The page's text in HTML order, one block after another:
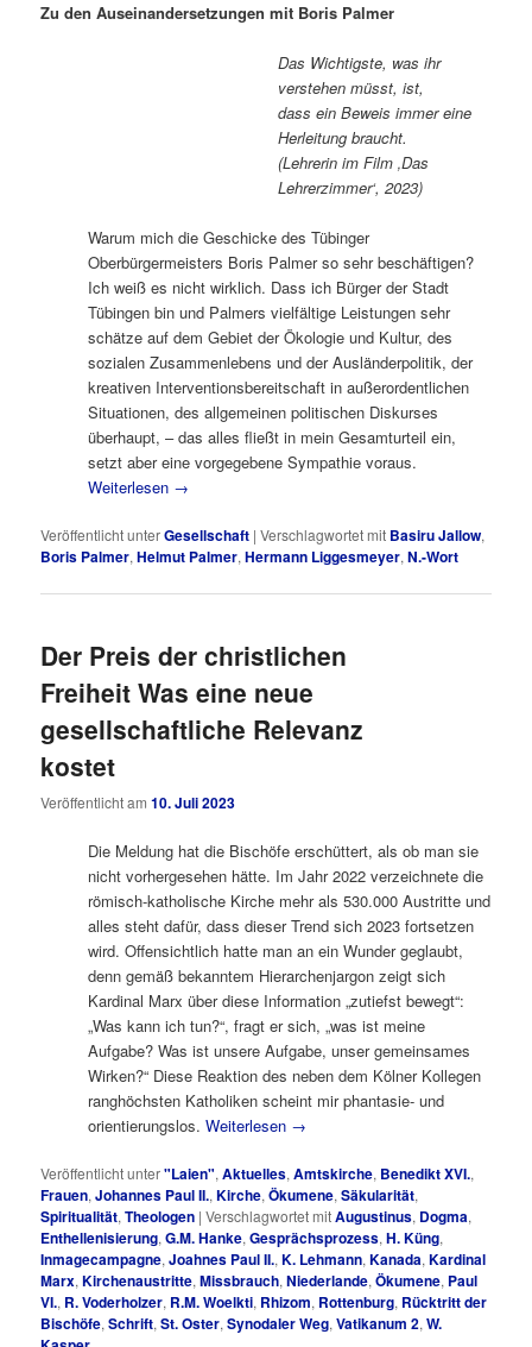
Zu den Auseinandersetzungen mit Boris Palmer
Das Wichtigste, was ihr
verstehen müsst, ist,
dass ein Beweis immer eine
Herleitung braucht.
(Lehrerin im Film ‚Das
Lehrerzimmer‘, 2023)
Warum mich die Geschicke des Tübinger
Oberbürgermeisters Boris Palmer so sehr beschäftigen?
Ich weiß es nicht wirklich. Dass ich Bürger der Stadt
Tübingen bin und Palmers vielfältige Leistungen sehr
schätze auf dem Gebiet der Ökologie und Kultur, des
sozialen Zusammenlebens und der Ausländerpolitik, der
kreativen Interventionsbereitschaft in außerordentlichen
Situationen, des allgemeinen politischen Diskurses
überhaupt, – das alles fließt in mein Gesamturteil ein,
setzt aber eine vorgegebene Sympathie voraus.
Weiterlesen →
Veröffentlicht unterGesellschaft |Verschlagwortet mit Basiru Jallow,
Boris Palmer,Helmut Palmer,Hermann Liggesmeyer,N.-Wort
Der Preis der christlichen
Freiheit Was eine neue
gesellschaftliche Relevanz
kostet
Veröffentlicht am10. Juli 2023
Die Meldung hat die Bischöfe erschüttert, als ob man sie
nicht vorhergesehen hätte. Im Jahr 2022 verzeichnete die
römisch-katholische Kirche mehr als 530.000 Austritte und
alles steht dafür, dass dieser Trend sich 2023 fortsetzen
wird. Offensichtlich hatte man an ein Wunder geglaubt,
denn gemäß bekanntem Hierarchenjargon zeigt sich
Kardinal Marx über diese Information „zutiefst bewegt“:
„Was kann ich tun?“, fragt er sich, „was ist meine
Aufgabe? Was ist unsere Aufgabe, unser gemeinsames
Wirken?“ Diese Reaktion des neben dem Kölner Kollegen
ranghöchsten Katholiken scheint mir phantasie- und
orientierungslos.Weiterlesen →
Veröffentlicht unter"Laien",Aktuelles,Amtskirche, Benedikt XVI.,
Frauen,Johannes Paul II.,Kirche,Ökumene,Säkularität,
Spiritualität,Theologen |Verschlagwortet mitAugustinus, Dogma,
Enthellenisierung,G.M. Hanke,Gesprächsprozess,H. Küng,
Inmagecampagne,Joahnes Paul II.,K. Lehmann,Kanada,Kardinal
Marx,Kirchenaustritte,Missbrauch,Niederlande,Ökumene, Paul
VI., R. Voderholzer, R.M. Woelkti, Rhizom, Rottenburg, Rücktritt der
Bischöfe,Schrift,St. Oster,Synodaler Weg,Vatikanum 2,W.